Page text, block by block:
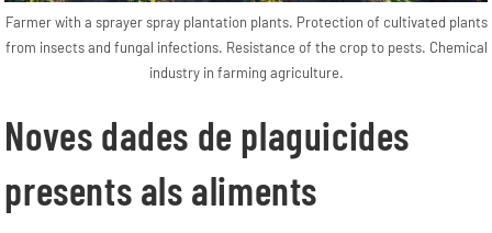
Farmer with a sprayer spray plantation plants. Protection of cultivated plants
from insects and fungal infections. Resistance of the crop to pests. Chemical
industry in farming agriculture.
Noves dades de plaguicides
presents als aliments